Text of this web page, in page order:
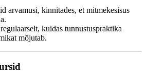
arvamusi, kinnitades, et mitmekesisus
kuidas tunnustuspraktika
mõjutab.